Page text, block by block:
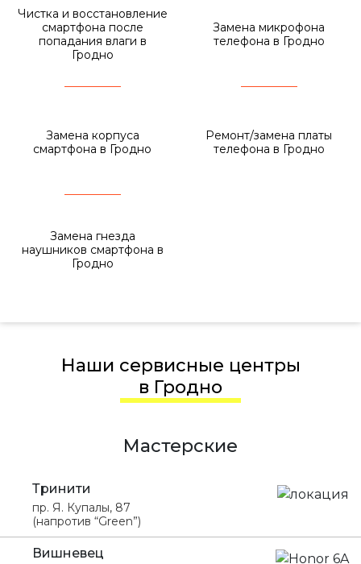
Чистка и восстановление
смартфона после
попадания влаги в
Гродно
Замена микрофона
телефона в Гродно
Замена корпуса
смартфона в Гродно
Ремонт/замена платы
телефона в Гродно
Замена гнезда
наушников смартфона в
Гродно
Наши сервисные центры
в Гродно
Мастерские
Тринити
пр. Я. Купалы, 87
(напротив “Green”)
Вишневец